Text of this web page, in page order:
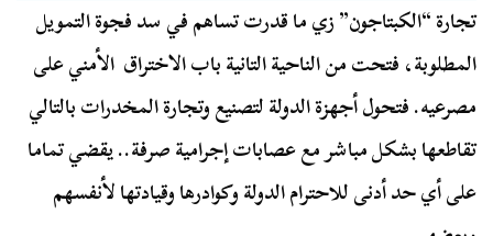
تجارة “الكبتاجون” زي ما قدرت تساهم في سد فجوة التمويل
المطلوبة، فتحت من الناحية التانية باب الاختراق الأمني على
مصرعيه. فتحول أجهزة الدولة لتصنيع وتجارة المخدرات بالتالي
تقاطعها بشكل مباشر مع عصابات إجرامية صرفة.. يقضي تماما
على أي حد أدنى للاحترام الدولة وكوادرها وقيادتها لأنفسهم